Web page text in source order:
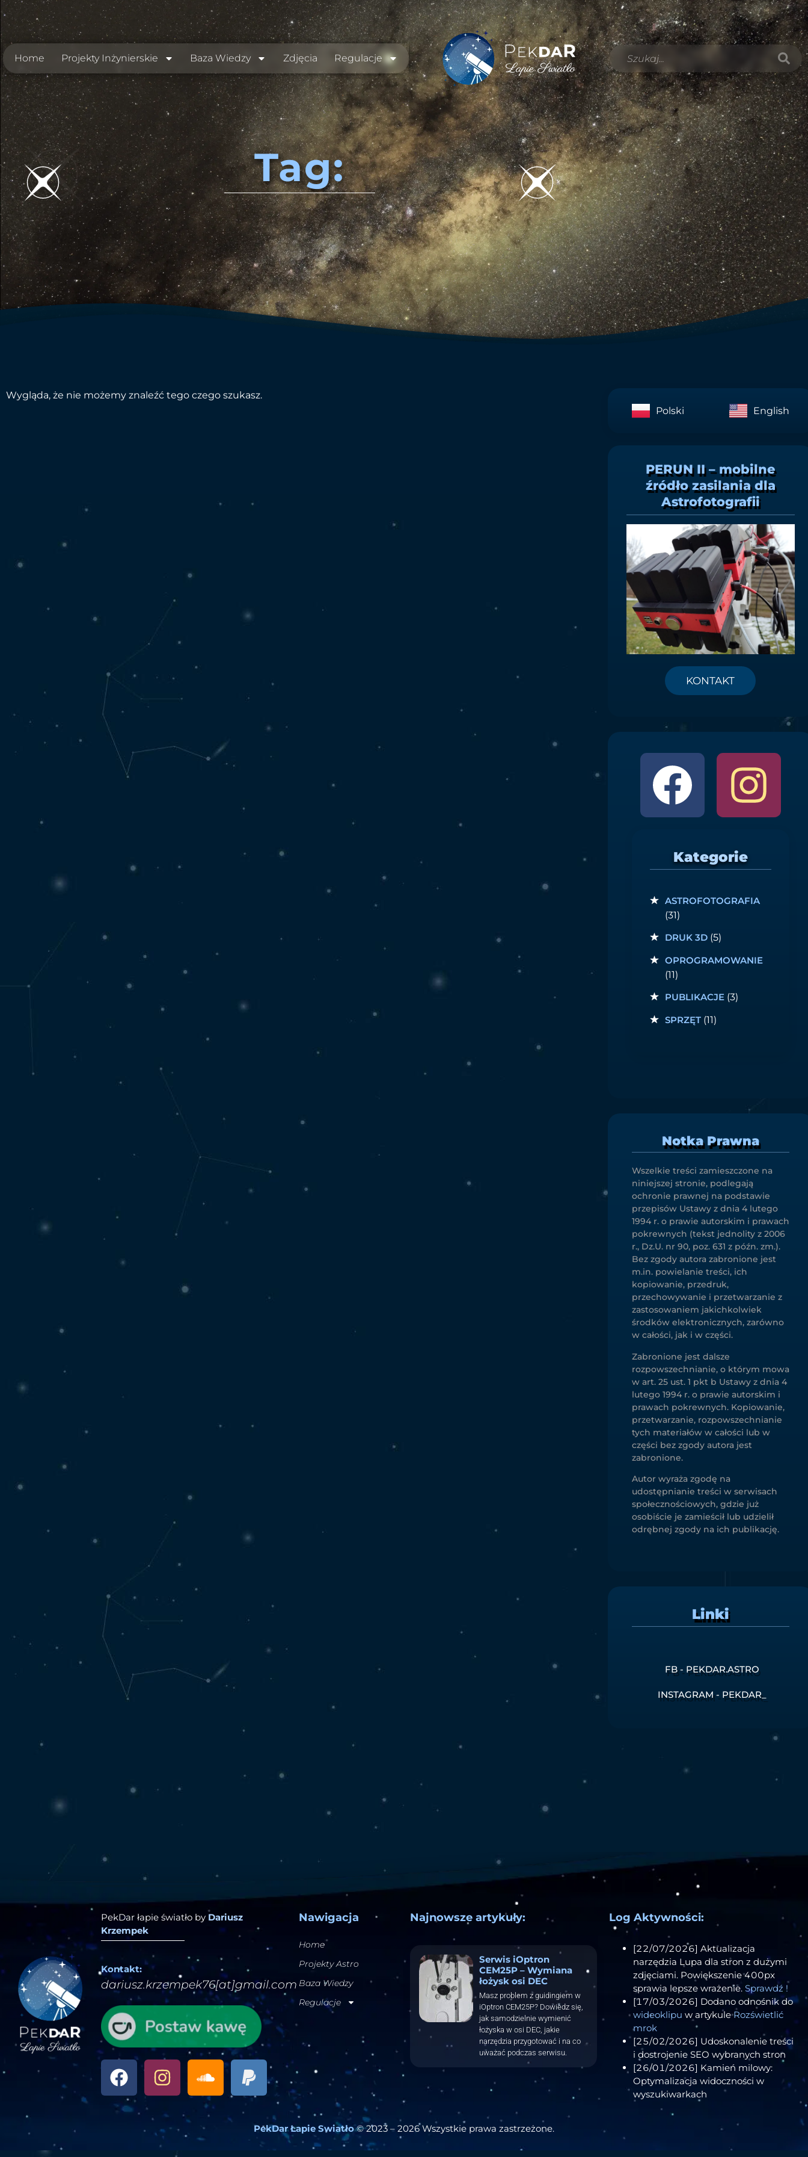
Home Projekty Inżynierskie Baza Wiedzy Zdjęcia Regulacje
Tag:
Wygląda, że nie możemy znaleźć tego czego szukasz.
Polski
English
PERUN II – mobilne
źródło zasilania dla
Astrofotografii
KONTAKT
Kategorie
ASTROFOTOGRAFIA
(31)
DRUK 3D(5)
OPROGRAMOWANIE
(11)
PUBLIKACJE(3)
SPRZĘT(11)
Notka Prawna
Wszelkie treści zamieszczone na
niniejszej stronie, podlegają
ochronie prawnej na podstawie
przepisów Ustawy z dnia 4 lutego
1994 r. o prawie autorskim i prawach
pokrewnych (tekst jednolity z 2006
r., Dz.U. nr 90, poz. 631 z późn. zm.).
Bez zgody autora zabronione jest
m.in. powielanie treści, ich
kopiowanie, przedruk,
przechowywanie i przetwarzanie z
zastosowaniem jakichkolwiek
środków elektronicznych, zarówno
w całości, jak i w części.
Zabronione jest dalsze
rozpowszechnianie, o którym mowa
w art. 25 ust. 1 pkt b Ustawy z dnia 4
lutego 1994 r. o prawie autorskim i
prawach pokrewnych. Kopiowanie,
przetwarzanie, rozpowszechnianie
tych materiałów w całości lub w
części bez zgody autora jest
zabronione.
Autor wyraża zgodę na
udostępnianie treści w serwisach
społecznościowych, gdzie już
osobiście je zamieścił lub udzielił
odrębnej zgody na ich publikację.
Linki
FB - PEKDAR.ASTRO
INSTAGRAM - PEKDAR_
PekDar łapie światło by Dariusz
Krzempek
Kontakt:
dariusz.krzempek76[at]gmail.com
Nawigacja
Home
Projekty Astro
Baza Wiedzy
Regulacje
Najnowsze artykuły:
Serwis iOptron
CEM25P – Wymiana
łożysk osi DEC
Masz problem z guidingiem w
iOptron CEM25P? Dowiedz się,
jak samodzielnie wymienić
łożyska w osi DEC, jakie
narzędzia przygotować i na co
uważać podczas serwisu.
Log Aktywności:
[22/07/2026] Aktualizacja
narzędzia Lupa dla stron z dużymi
zdjęciami. Powiększenie 400px
sprawia lepsze wrażenie. Sprawdź !
[17/03/2026] Dodano odnośnik do
wideoklipu w artykuleRozświetlić
mrok
[25/02/2026] Udoskonalenie treści
i dostrojenie SEO wybranych stron
[26/01/2026] Kamień milowy:
Optymalizacja widoczności w
wyszukiwarkach
PekDar Łapie Swiatło© 2023 – 2026 Wszystkie prawa zastrzeżone.